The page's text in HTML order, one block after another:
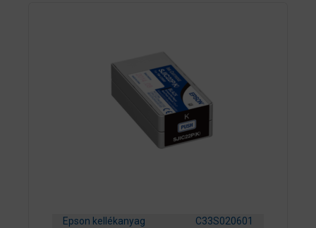
Epson kellékanyag C33S020601